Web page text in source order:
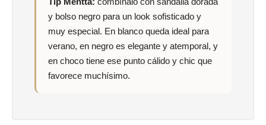
y bolso negro para un look sofisticado y
muy especial. En blanco queda ideal para
verano, en negro es elegante y atemporal, y
en choco tiene ese punto cálido y chic que
favorece muchísimo.